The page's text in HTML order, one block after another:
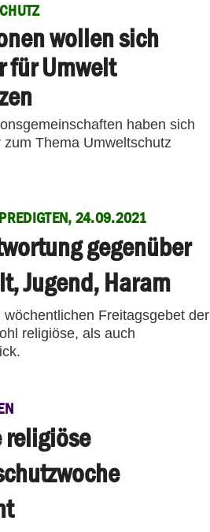
wollen sich
für Umwelt
haben sich
Thema Umweltschutz
24.09.2021
gegenüber
Jugend, Haram
Freitagsgebet der
religiöse, als auch
religiöse